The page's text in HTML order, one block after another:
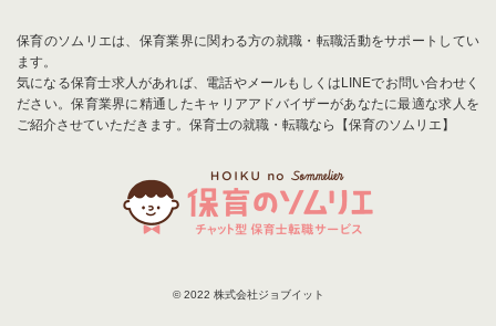
保育のソムリエは、保育業界に関わる方の就職・転職活動をサポートしてい
ます。
気になる保育士求人があれば、電話やメールもしくはLINEでお問い合わせく
ださい。保育業界に精通したキャリアアドバイザーがあなたに最適な求人を
ご紹介させていただきます。保育士の就職・転職なら【保育のソムリエ】
© 2022 株式会社ジョブイット